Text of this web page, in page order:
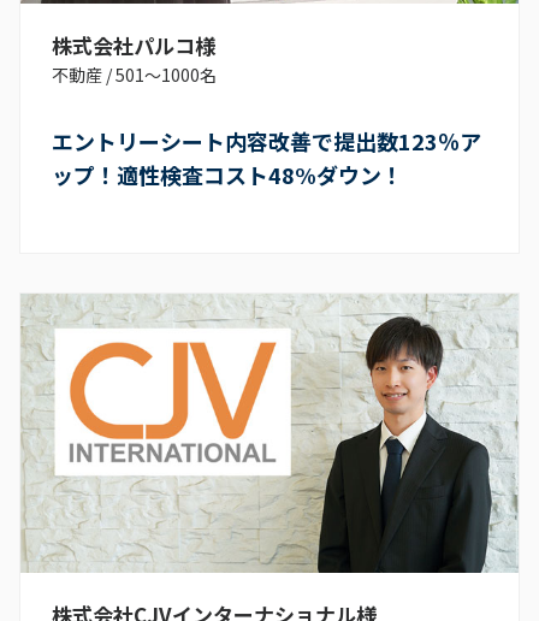
株式会社パルコ様
不動産 /501〜1000名
エントリーシート内容改善で提出数123％ア
ップ！適性検査コスト48%ダウン！
株式会社CJVインターナショナル様